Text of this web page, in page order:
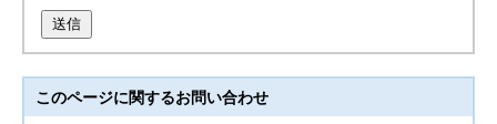
送信
このページに関するお問い合わせ